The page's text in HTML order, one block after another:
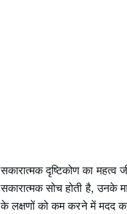
सकारात्मक दृष्टिकोण का महत्व
सकारात्मक सोच होती है, उनके
के लक्षणों को कम करने में मदद